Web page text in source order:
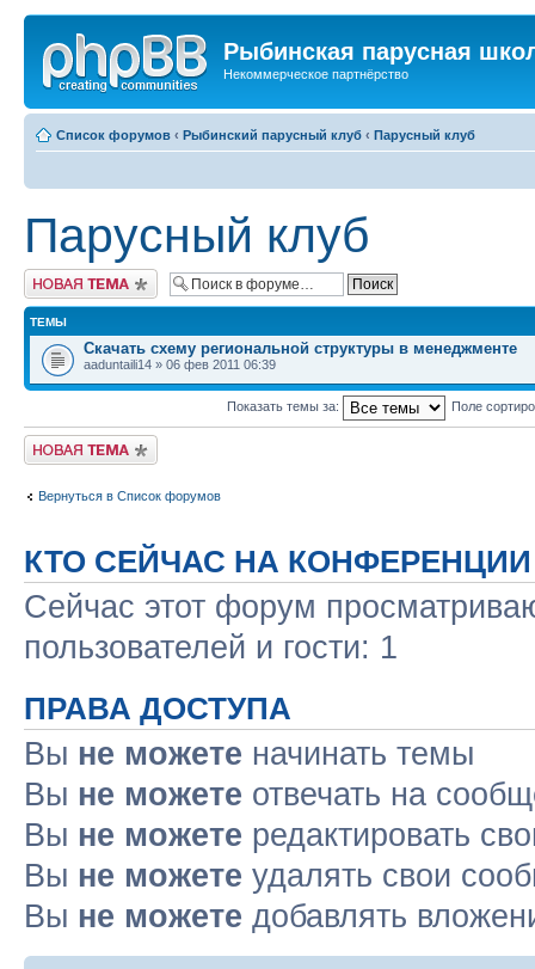
Рыбинская парусная
Некоммерческое партнёрство
Список форумов ‹ Рыбинский парусный клуб ‹ Парусный клуб
Парусный клуб
Новая тема
ТЕМЫ
Скачать схему региональной структуры в менеджменте
aaduntaili14 » 06 фев 2011 06:39
Показать темы за: Поле
Новая тема
Вернуться в Список форумов
КТО СЕЙЧАС НА КОНФЕРЕНЦИИ
Сейчас этот форум
пользователей и гости: 1
ПРАВА ДОСТУПА
Вы не можете начинать темы
Вы не можете отвечать на
Вы не можете редактировать
Вы не можете удалять свои
Вы не можете добавлять